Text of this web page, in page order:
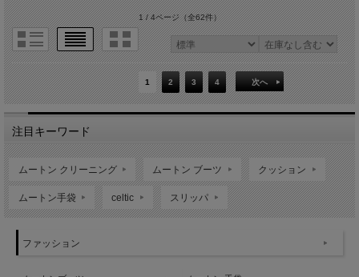
1 / 4ページ（全62件）
1 2 3 4 次へ
注目キーワード
ムートン クリーニング ムートン ブーツ クッション
ムートン手袋 celtic スリッパ
ファッション